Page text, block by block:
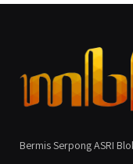
Bermis Serpong ASRI